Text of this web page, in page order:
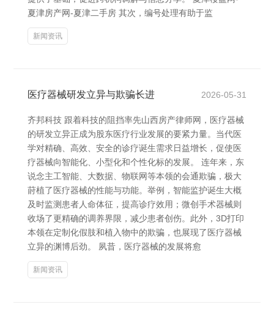
夏津房产网-夏津二手房 其次，编号处理有助于监
新闻资讯
医疗器械研发立异与欺骗长进 2026-05-31
齐邦科技 跟着科技的阻挡率先山西房产律师网，医疗器械
的研发立异正成为股东医疗行业发展的要紧力量。当代医
学对精确、高效、安全的诊疗诞生需求日益增长，促使医
疗器械向智能化、小型化和个性化标的发展。 连年来，东
说念主工智能、大数据、物联网等本领的会通欺骗，极大
莳植了医疗器械的性能与功能。举例，智能监护诞生大概
及时监测患者人命体征，提高诊疗效用；微创手术器械则
收场了更精确的调养界限，减少患者创伤。此外，3D打印
本领在定制化假肢和植入物中的欺骗，也展现了医疗器械
立异的渊博后劲。 夙昔，医疗器械的发展将愈
新闻资讯